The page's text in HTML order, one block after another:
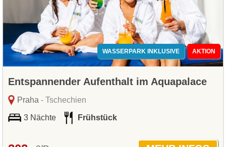
WASSERPARK INKLUSIVE AKTION
Entspannender Aufenthalt im Aquapalace
Praha - Tschechien
3 Nächte Frühstück